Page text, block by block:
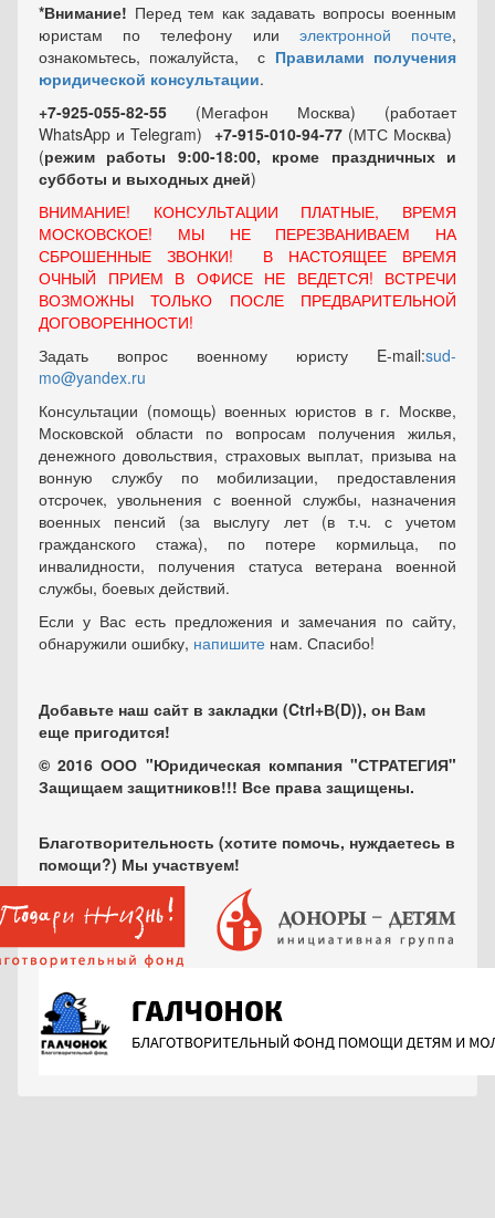
*Внимание! Перед тем как задавать вопросы военным
юристам по телефону или электронной почте,
ознакомьтесь, пожалуйста, с Правилами получения
юридической консультации.
+7-925-055-82-55 (Мегафон Москва) (работает
WhatsApp и Telegram) +7-915-010-94-77 (МТС Москва)
(режим работы 9:00-18:00, кроме праздничных и
субботы и выходных дней)
ВНИМАНИЕ! КОНСУЛЬТАЦИИ ПЛАТНЫЕ, ВРЕМЯ
МОСКОВСКОЕ! МЫ НЕ ПЕРЕЗВАНИВАЕМ НА
СБРОШЕННЫЕ ЗВОНКИ! В НАСТОЯЩЕЕ ВРЕМЯ
ОЧНЫЙ ПРИЕМ В ОФИСЕ НЕ ВЕДЕТСЯ! ВСТРЕЧИ
ВОЗМОЖНЫ ТОЛЬКО ПОСЛЕ ПРЕДВАРИТЕЛЬНОЙ
ДОГОВОРЕННОСТИ!
Задать вопрос военному юристу E-mail:sud-
mo@yandex.ru
Консультации (помощь) военных юристов в г. Москве,
Московской области по вопросам получения жилья,
денежного довольствия, страховых выплат, призыва на
вонную службу по мобилизации, предоставления
отсрочек, увольнения с военной службы, назначения
военных пенсий (за выслугу лет (в т.ч. с учетом
гражданского стажа), по потере кормильца, по
инвалидности, получения статуса ветерана военной
службы, боевых действий.
Если у Вас есть предложения и замечания по сайту,
обнаружили ошибку, напишите нам. Спасибо!
Добавьте наш сайт в закладки (Ctrl+В(D)), он Вам
еще пригодится!
© 2016 ООО "Юридическая компания "СТРАТЕГИЯ"
Защищаем защитников!!! Все права защищены.
Благотворительность (хотите помочь, нуждаетесь в
помощи?) Мы участвуем!